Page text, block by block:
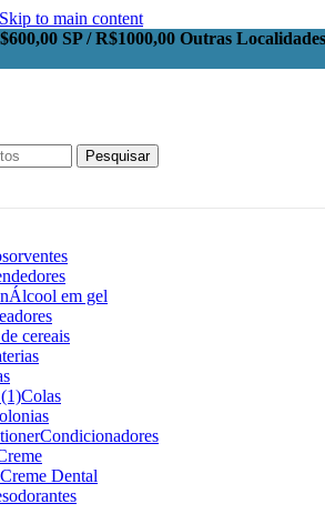
Skip to main content
SP / R$1000,00 Outras
Pesquisar
Álcool em gel
cereais
Colas
Condicionadores
Creme Dental